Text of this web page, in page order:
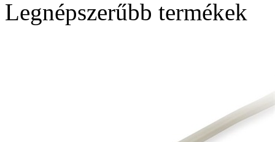
Legnépszerűbb termékek